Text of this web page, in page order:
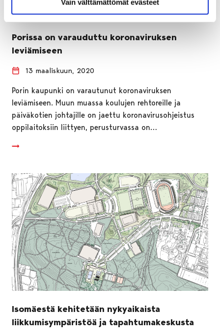
Vain välttämättömät evästeet
Porissa on varauduttu koronaviruksen
leviämiseen
13 maaliskuun, 2020
Porin kaupunki on varautunut koronaviruksen
leviämiseen. Muun muassa koulujen rehtoreille ja
päiväkotien johtajille on jaettu koronavirusohjeistus
oppilaitoksiin liittyen, perusturvassa on…
Isomäestä kehitetään nykyaikaista
liikkumisympäristöä ja tapahtumakeskusta